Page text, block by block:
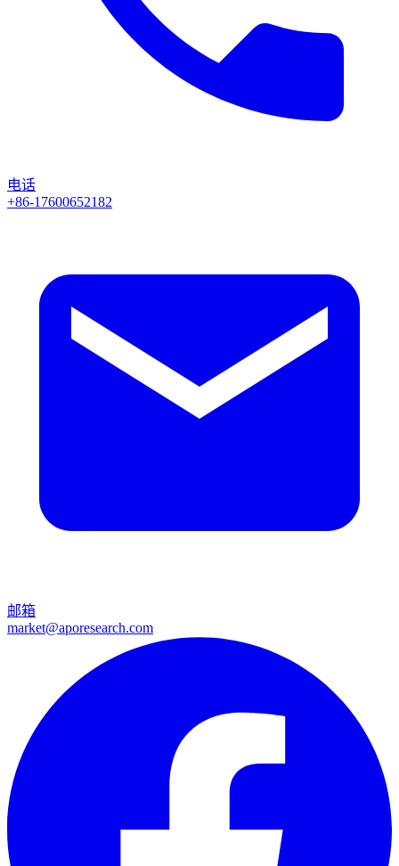
电话
+86-17600652182
邮箱
market@aporesearch.com